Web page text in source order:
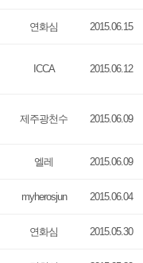
연화심 2015.06.15
ICCA 2015.06.12
제주광천수 2015.06.09
엘레 2015.06.09
myherosjun 2015.06.04
연화심 2015.05.30